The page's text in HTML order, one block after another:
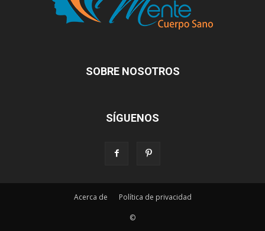
SOBRE NOSOTROS
SÍGUENOS
Acerca de Política de privacidad
©